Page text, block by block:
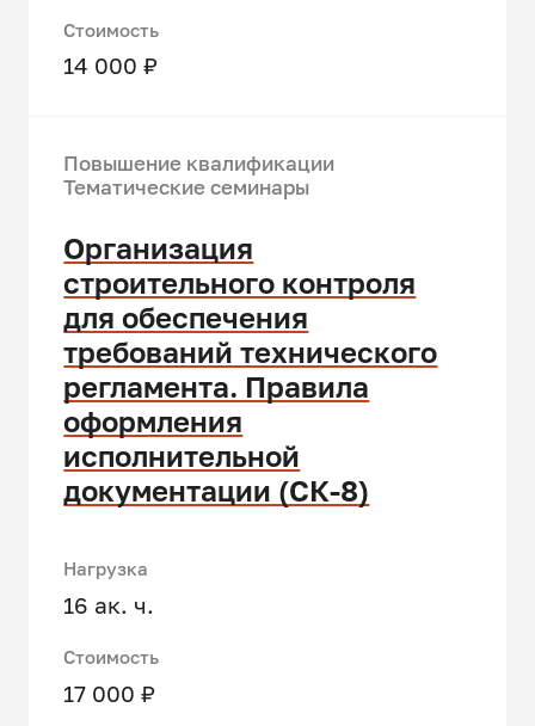
Стоимость
14 000 ₽
Повышение квалификации
Тематические семинары
Организация
строительного контроля
для обеспечения
требований технического
регламента. Правила
оформления
исполнительной
документации (СК-8)
Нагрузка
16 ак. ч.
Стоимость
17 000 ₽